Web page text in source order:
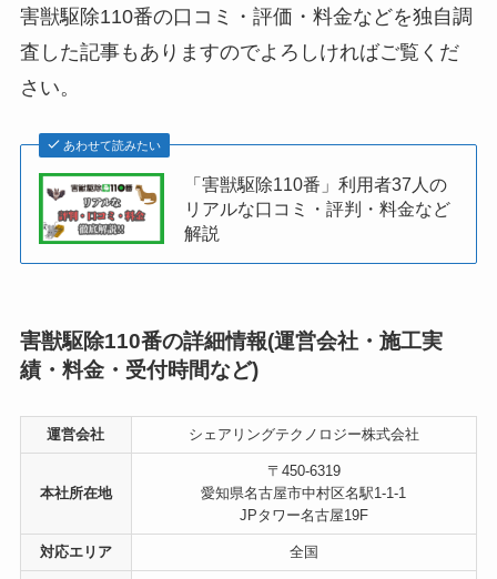
害獣駆除110番の口コミ・評価・料金などを独自調
査した記事もありますのでよろしければご覧くだ
さい。
あわせて読みたい
「害獣駆除110番」利用者37人の
リアルな口コミ・評判・料金など
解説
害獣駆除110番の詳細情報(運営会社・施工実
績・料金・受付時間など)
運営会社 シェアリングテクノロジー株式会社
本社所在地
〒450-6319
愛知県名古屋市中村区名駅1-1-1
JPタワー名古屋19F
対応エリア 全国